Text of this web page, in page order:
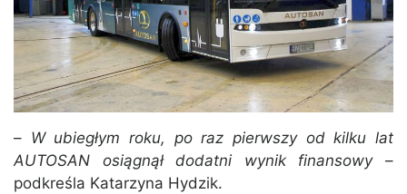
– W ubiegłym roku, po raz pierwszy od kilku lat
AUTOSAN osiągnął dodatni wynik finansowy–
podkreśla Katarzyna Hydzik.